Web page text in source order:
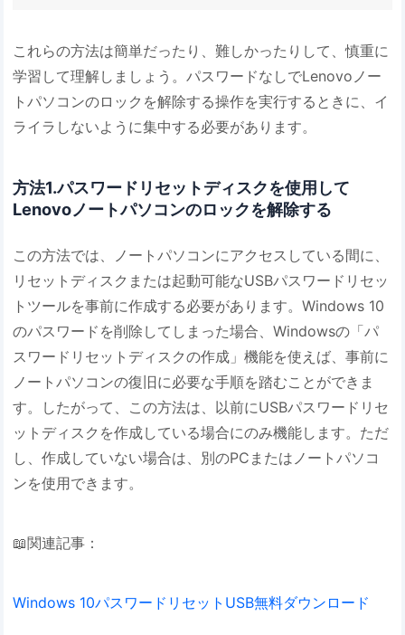
これらの方法は簡単だったり、難しかったりして、慎重に
学習して理解しましょう。パスワードなしでLenovoノー
トパソコンのロックを解除する操作を実行するときに、イ
ライラしないように集中する必要があります。
方法1.パスワードリセットディスクを使用して
Lenovoノートパソコンのロックを解除する
この方法では、ノートパソコンにアクセスしている間に、
リセットディスクまたは起動可能なUSBパスワードリセッ
トツールを事前に作成する必要があります。Windows 10
のパスワードを削除してしまった場合、Windowsの「パ
スワードリセットディスクの作成」機能を使えば、事前に
ノートパソコンの復旧に必要な手順を踏むことができま
す。したがって、この方法は、以前にUSBパスワードリセ
ットディスクを作成している場合にのみ機能します。ただ
し、作成していない場合は、別のPCまたはノートパソコ
ンを使用できます。
📖関連記事：
Windows 10パスワードリセットUSB無料ダウンロード